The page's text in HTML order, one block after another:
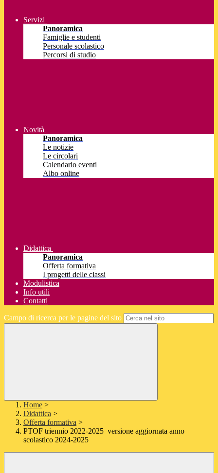
Servizi
Panoramica
Famiglie e studenti
Personale scolastico
Percorsi di studio
Novità
Panoramica
Le notizie
Le circolari
Calendario eventi
Albo online
Didattica
Panoramica
Offerta formativa
I progetti delle classi
Modulistica
Info utili
Contatti
Campo di ricerca per le pagine del sito
Home >
Didattica >
Offerta formativa >
PTOF triennio 2022-2025 versione aggiornata anno
scolastico 2024-2025